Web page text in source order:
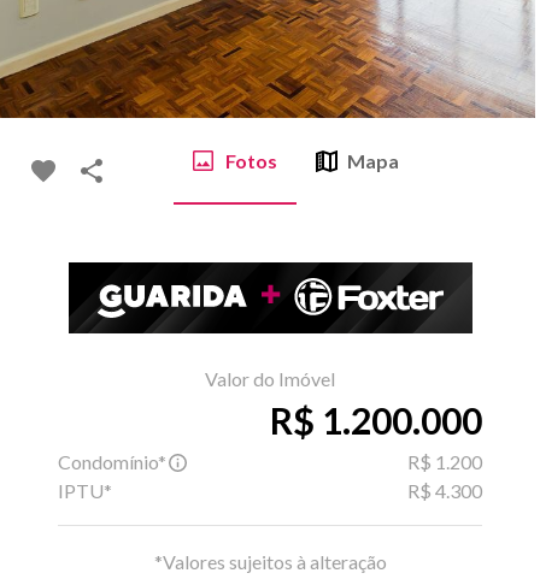
Fotos Mapa
Valor do Imóvel
R$ 1.200.000
Condomínio*
R$ 1.200
IPTU*
R$ 4.300
*Valores sujeitos à alteração